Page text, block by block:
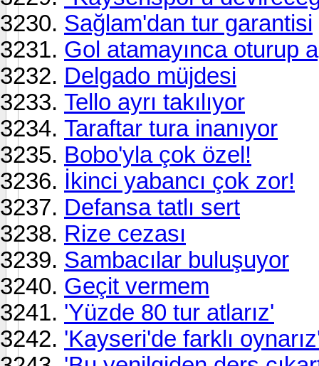
Sağlam'dan tur garantisi
Gol atamayınca oturup
Delgado müjdesi
Tello ayrı takılıyor
Taraftar tura inanıyor
Bobo'yla çok özel!
İkinci yabancı çok zor!
Defansa tatlı sert
Rize cezası
Sambacılar buluşuyor
Geçit vermem
'Yüzde 80 tur atlarız'
'Kayseri'de farklı